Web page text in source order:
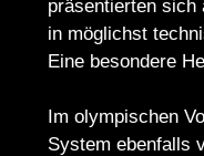
präsentierten sich
in möglichst
Eine besondere
Im olympischen
System ebenfalls